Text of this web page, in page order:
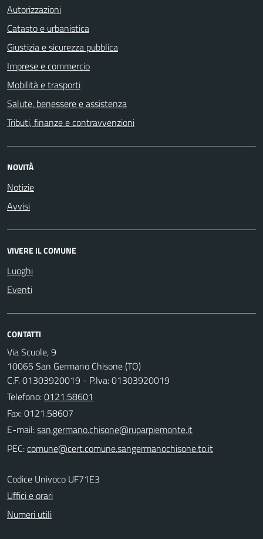
Autorizzazioni
Catasto e urbanistica
Giustizia e sicurezza pubblica
Imprese e commercio
Mobilità e trasporti
Salute, benessere e assistenza
Tributi, finanze e contravvenzioni
NOVITÀ
Notizie
Avvisi
VIVERE IL COMUNE
Luoghi
Eventi
CONTATTI
Via Scuole, 9
10065 San Germano Chisone (TO)
C.F. 01303920019 - P.Iva: 01303920019
Telefono:0121.58601
Fax: 0121.58607
E-mail:
PEC:
Codice Univoco UF71E3
Uffici e orari
Numeri utili